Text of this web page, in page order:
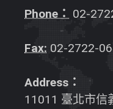
Phone： 02-
Fax: 02-2722-
Address：
11011 臺北市信